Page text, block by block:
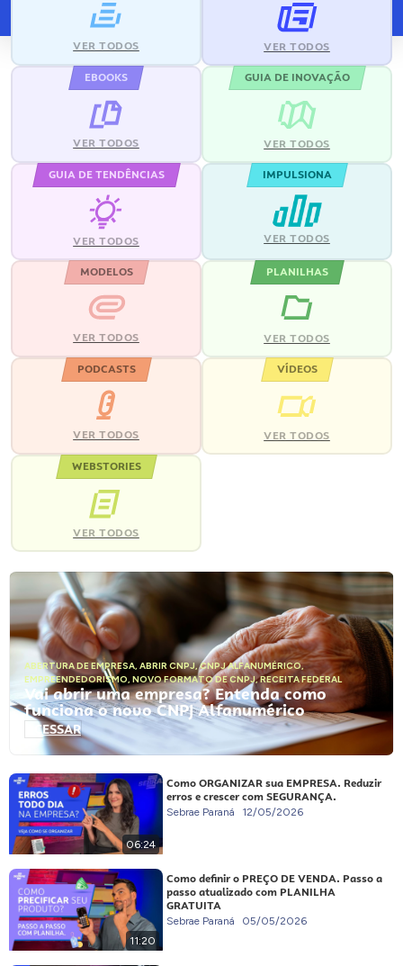
VER TODOS VER TODOS
EBOOKS
VER TODOS
GUIA DE INOVAÇÃO
VER TODOS
GUIA DE TENDÊNCIAS
VER TODOS
IMPULSIONA
VER TODOS
MODELOS
VER TODOS
PLANILHAS
VER TODOS
PODCASTS
VER TODOS
VÍDEOS
VER TODOS
WEBSTORIES
VER TODOS
ABERTURA DE EMPRESA, ABRIR CNPJ,CNPJ ALFANUMÉRICO,
EMPREENDEDORISMO, NOVO FORMATO DE CNPJ,RECEITA FEDERAL
Vai abrir uma empresa? Entenda como
funciona o novo CNPJ Alfanumérico
ACESSAR
06:24
Como ORGANIZAR sua EMPRESA. Reduzir
erros e crescer com SEGURANÇA.
Sebrae Paraná 12/05/2026
11:20
Como definir o PREÇO DE VENDA. Passo a
passo atualizado com PLANILHA
GRATUITA
Sebrae Paraná 05/05/2026